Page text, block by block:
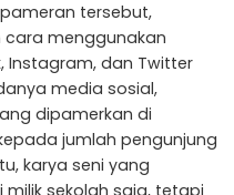
tersebut,
menggunakan
Instagram, dan Twitter
media sosial,
dipamerkan di
jumlah pengunjung
karya seni yang